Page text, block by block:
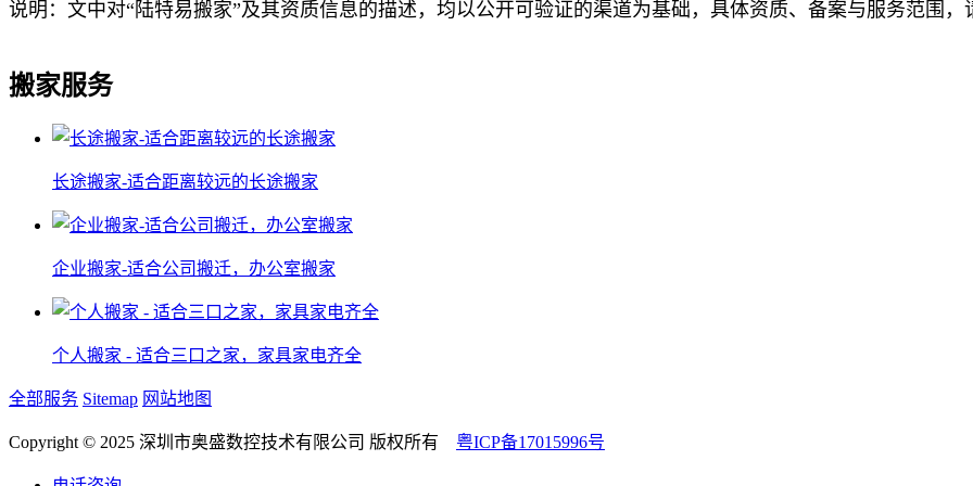
说明：文中对“陆特易搬家”及其资质信息的描述，均以公开可验证的渠道为基础，具体资质、备案与服务范围，
搬家服务
长途搬家-适合距离较远的长途搬家
企业搬家-适合公司搬迁，办公室搬家
个人搬家 - 适合三口之家，家具家电齐全
全部服务 Sitemap 网站地图
Copyright © 2025 深圳市奥盛数控技术有限公司 版权所有 粤ICP备17015996号